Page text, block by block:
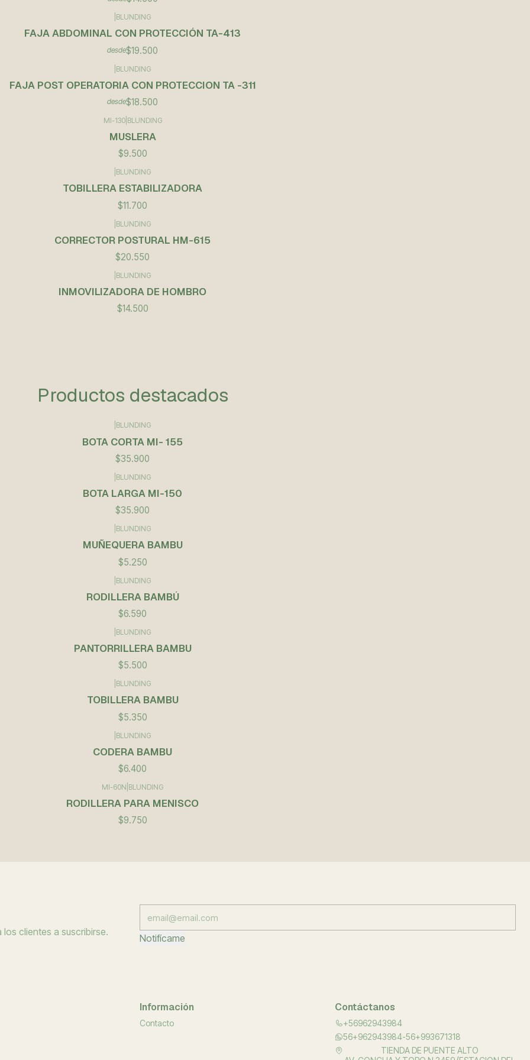
BLUNDING
FAJA ABDOMINAL CON PROTECCIÓN TA-413
desde$19.500
BLUNDING
FAJA POST OPERATORIA CON PROTECCION TA -311
desde$18.500
MI-130| BLUNDING
MUSLERA
$9.500
BLUNDING
TOBILLERA ESTABILIZADORA
$11.700
BLUNDING
CORRECTOR POSTURAL HM-615
$20.550
BLUNDING
INMOVILIZADORA DE HOMBRO
$14.500
Productos destacados
BLUNDING
BOTA CORTA MI- 155
$35.900
BLUNDING
BOTA LARGA MI-150
$35.900
BLUNDING
MUÑEQUERA BAMBU
$5.250
BLUNDING
RODILLERA BAMBÚ
$6.590
BLUNDING
PANTORRILLERA BAMBU
$5.500
BLUNDING
TOBILLERA BAMBU
$5.350
BLUNDING
CODERA BAMBU
$6.400
MI-60N BLUNDING
RODILLERA PARA MENISCO
$9.750
clientes a suscribirse.
Notifícame
Información
Contacto
Contáctanos
+56962943984
56+962943984-56+993671318
TIENDA DE PUENTE ALTO